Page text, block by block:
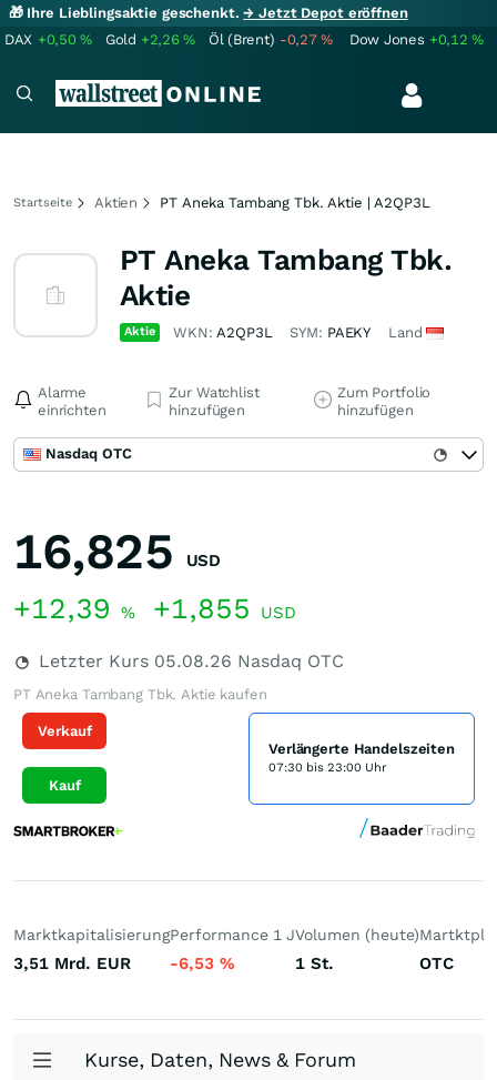
🎁 Ihre Lieblingsaktie geschenkt.→ Jetzt Depot eröffnen
DAX +0,50% Gold +2,26% Öl (Brent) -0,27% Dow Jones +0,12%
Startseite Aktien PT Aneka Tambang Tbk. Aktie | A2QP3L
PT Aneka Tambang Tbk.
Aktie
Aktie WKN:A2QP3L SYM: PAEKY Land
Alarme
einrichten
Zur Watchlist
hinzufügen
Zum Portfolio
hinzufügen
Nasdaq OTC
16,825 USD
+12,39 % +1,855 USD
Letzter Kurs 05.08.26 Nasdaq OTC
PT Aneka Tambang Tbk. Aktie kaufen
Verkauf
Kauf
Verlängerte Handelszeiten
07:30 bis 23:00 Uhr
Marktkapitalisierung
3,51 Mrd. EUR
Performance 1 J
-6,53 %
Volumen (heute)
1 St. OTC
Kurse, Daten, News & Forum